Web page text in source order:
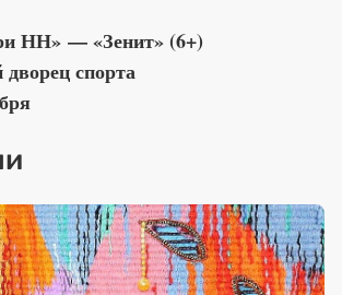
НН» — «Зенит» (6+)
спорта